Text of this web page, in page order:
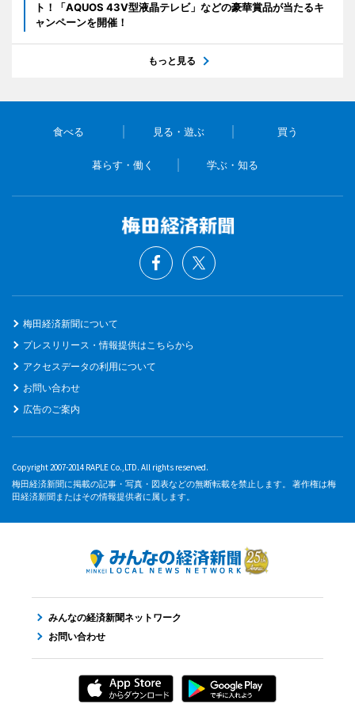
ト！「AQUOS 43V型液晶テレビ」などの豪華賞品が当たるキ
ャンペーンを開催！
もっと見る
食べる 見る・遊ぶ 買う
暮らす・働く 学ぶ・知る
梅田経済新聞について
プレスリリース・情報提供はこちらから
アクセスデータの利用について
お問い合わせ
広告のご案内
Copyright 2007-2014 RAPLE Co.,LTD. All rights reserved.
梅田経済新聞に掲載の記事・写真・図表などの無断転載を禁止します。 著作権は梅
田経済新聞またはその情報提供者に属します。
みんなの経済新聞ネットワーク
お問い合わせ